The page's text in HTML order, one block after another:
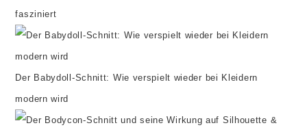
fasziniert
Der Babydoll-Schnitt: Wie verspielt wieder bei Kleidern
modern wird